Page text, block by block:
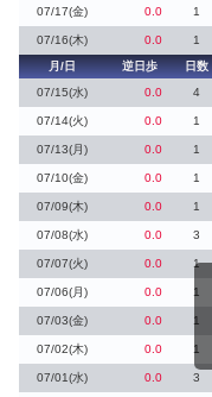
07/17(金) 0.0 1
07/16(木) 0.0 1
月/日
逆日歩 日数
07/15(水)
0.0 4
07/14(火) 0.0 1
07/13(月) 0.0 1
07/10(金) 0.0 1
07/09(木) 0.0 1
07/08(水) 0.0 3
07/07(火) 0.0 1
07/06(月) 0.0 1
07/03(金) 0.0 1
07/02(木) 0.0 1
07/01(水) 0.0 3